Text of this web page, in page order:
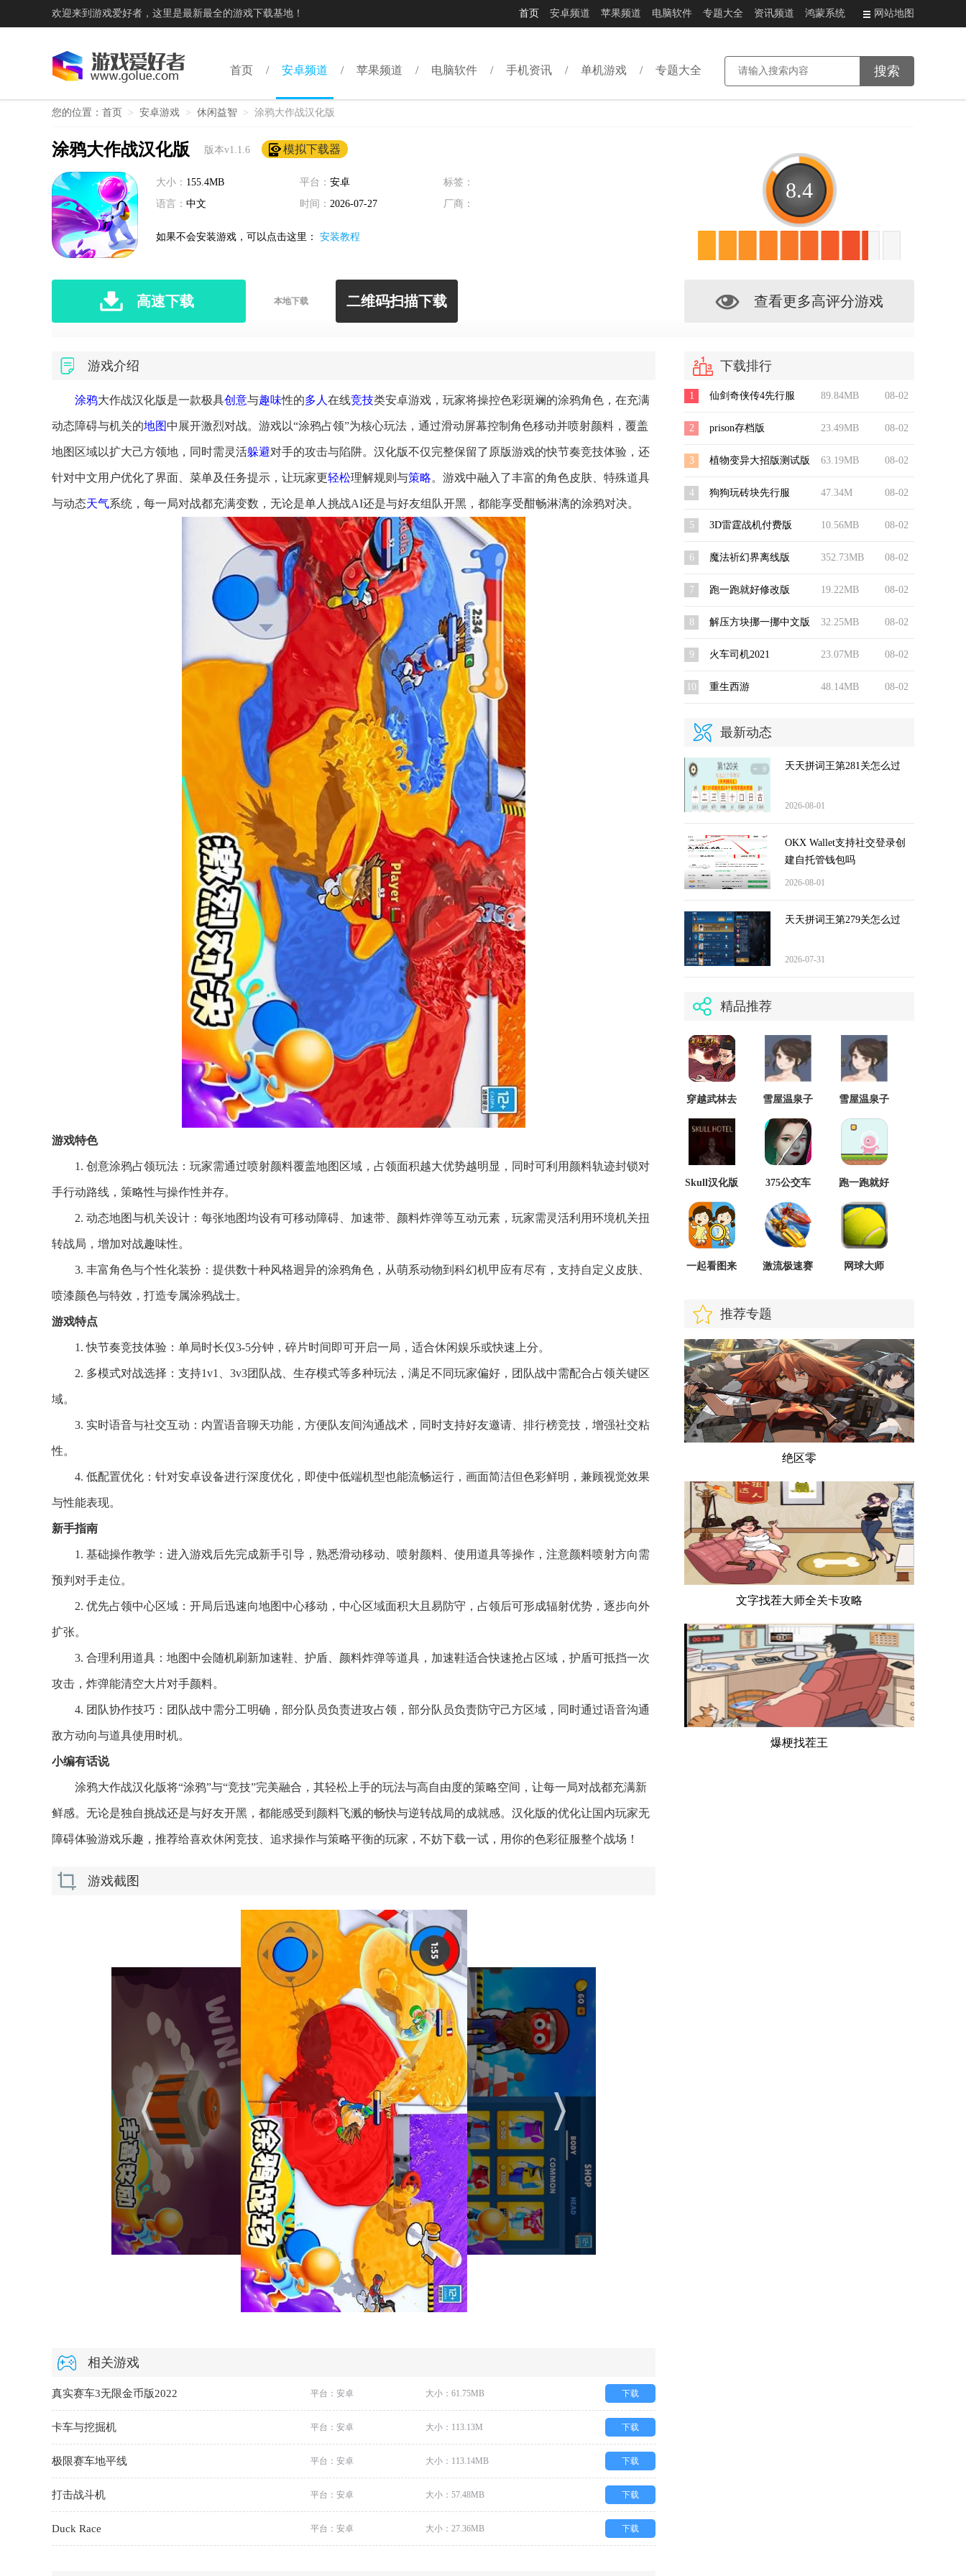
欢迎来到游戏爱好者，这里是最新最全的游戏下载基地！ 首页 安卓频道 苹果频道 电脑软件 专题大全 资讯频道 鸿蒙系统 网站地图
首页 安卓频道 苹果频道 电脑软件 手机资讯 单机游戏 专题大全
您的位置： 首页 > 安卓游戏 > 休闲益智 > 涂鸦大作战汉化版
涂鸦大作战汉化版 版本v1.1.6 模拟下载器
大小： 155.4MB 平台： 安卓
标签：
语言： 中文 时间： 2026-07-27 厂商：
如果不会安装游戏，可以点击这里： 安装教程
高速下载 本地下载 二维码扫描下载
8.4
查看更多高评分游戏
游戏介绍
涂鸦大作战汉化版是一款极具创意与趣味性的多人 在线竞技类安卓游戏，玩家将操控色彩斑斓的涂鸦角色，在充满
动态障碍与机关的地图中展开激烈对战。游戏以“涂鸦占领”为核心玩法，通过滑动屏幕控制角色移动并喷射颜料，覆盖
地图区域以扩大己方领地，同时需灵活躲避对手的攻击与陷阱。汉化版不仅完整保留了原版游戏的快节奏竞技体验，还
针对中文用户优化了界面、菜单及任务提示，让玩家更轻松理解规则与策略。游戏中融入了丰富的角色皮肤、特殊道具
与动态天气系统，每一局对战都充满变数，无论是单人挑战AI还是与好友组队开黑，都能享受酣畅淋漓的涂鸦对决。
游戏特色
1. 创意涂鸦占领玩法：玩家需通过喷射颜料覆盖地图区域，占领面积越大优势越明显，同时可利用颜料轨迹封锁对
手行动路线，策略性与操作性并存。
2. 动态地图与机关设计：每张地图均设有可移动障碍、加速带、颜料炸弹等互动元素，玩家需灵活利用环境机关扭
转战局，增加对战趣味性。
3. 丰富角色与个性化装扮：提供数十种风格迥异的涂鸦角色，从萌系动物到科幻机甲应有尽有，支持自定义皮肤、
喷漆颜色与特效，打造专属涂鸦战士。
游戏特点
1. 快节奏竞技体验：单局时长仅3-5分钟，碎片时间即可开启一局，适合休闲娱乐或快速上分。
2. 多模式对战选择：支持1v1、3v3团队战、生存模式等多种玩法，满足不同玩家偏好，团队战中需配合占领关键区
域。
3. 实时语音与社交互动：内置语音聊天功能，方便队友间沟通战术，同时支持好友邀请、排行榜竞技，增强社交粘
性。
4. 低配置优化：针对安卓设备进行深度优化，即使中低端机型也能流畅运行，画面简洁但色彩鲜明，兼顾视觉效果
与性能表现。
新手指南
1. 基础操作教学：进入游戏后先完成新手引导，熟悉滑动移动、喷射颜料、使用道具等操作，注意颜料喷射方向需
预判对手走位。
2. 优先占领中心区域：开局后迅速向地图中心移动，中心区域面积大且易防守，占领后可形成辐射优势，逐步向外
扩张。
3. 合理利用道具：地图中会随机刷新加速鞋、护盾、颜料炸弹等道具，加速鞋适合快速抢占区域，护盾可抵挡一次
攻击，炸弹能清空大片对手颜料。
4. 团队协作技巧：团队战中需分工明确，部分队员负责进攻占领，部分队员负责防守己方区域，同时通过语音沟通
敌方动向与道具使用时机。
小编有话说
涂鸦大作战汉化版将“涂鸦”与“竞技”完美融合，其轻松上手的玩法与高自由度的策略空间，让每一局对战都充满新
鲜感。无论是独自挑战还是与好友开黑，都能感受到颜料飞溅的畅快与逆转战局的成就感。汉化版的优化让国内玩家无
障碍体验游戏乐趣，推荐给喜欢休闲竞技、追求操作与策略平衡的玩家，不妨下载一试，用你的色彩征服整个战场！
游戏截图
相关游戏
真实赛车3无限金币版2022 平台：安卓 大小：61.75MB 下载
卡车与挖掘机 平台：安卓 大小：113.13M 下载
极限赛车地平线 平台：安卓 大小：113.14MB 下载
打击战斗机 平台：安卓 大小：57.48MB 下载
Duck Race 平台：安卓 大小：27.36MB 下载
下载排行
08-02
89.84MB
1 仙剑奇侠传4先行服
08-02
23.49MB
2 prison存档版
08-02
63.19MB
3 植物变异大招版测试版
08-02
47.34M
4 狗狗玩砖块先行服
08-02
10.56MB
5 3D雷霆战机付费版
08-02
352.73MB
6 魔法祈幻界离线版
08-02
19.22MB
7 跑一跑就好修改版
08-02
32.25MB
8 解压方块挪一挪中文版
08-02
23.07MB
9 火车司机2021
08-02
48.14MB
10 重生西游
最新动态
天天拼词王第281关怎么过
2026-08-01
OKX Wallet支持社交登录创
建自托管钱包吗
2026-08-01
天天拼词王第279关怎么过
2026-07-31
精品推荐
穿越武林去
雪屋温泉子
雪屋温泉子
Skull汉化版
375公交车
跑一跑就好
一起看图来
激流极速赛
网球大师
推荐专题
绝区零
文字找茬大师全关卡攻略
爆梗找茬王